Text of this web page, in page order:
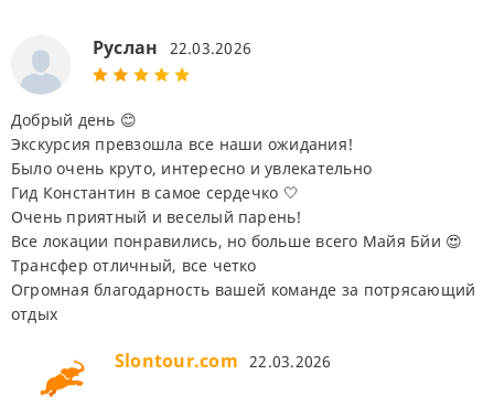
Руслан 22.03.2026
Добрый день 😊
Экскурсия превзошла все наши ожидания!
Было очень круто, интересно и увлекательно
Гид Константин в самое сердечко 🤍
Очень приятный и веселый парень!
Все локации понравились, но больше всего Майя Бйи 😍
Трансфер отличный, все четко
Огромная благодарность вашей команде за потрясающий
отдых
Slontour.com 22.03.2026